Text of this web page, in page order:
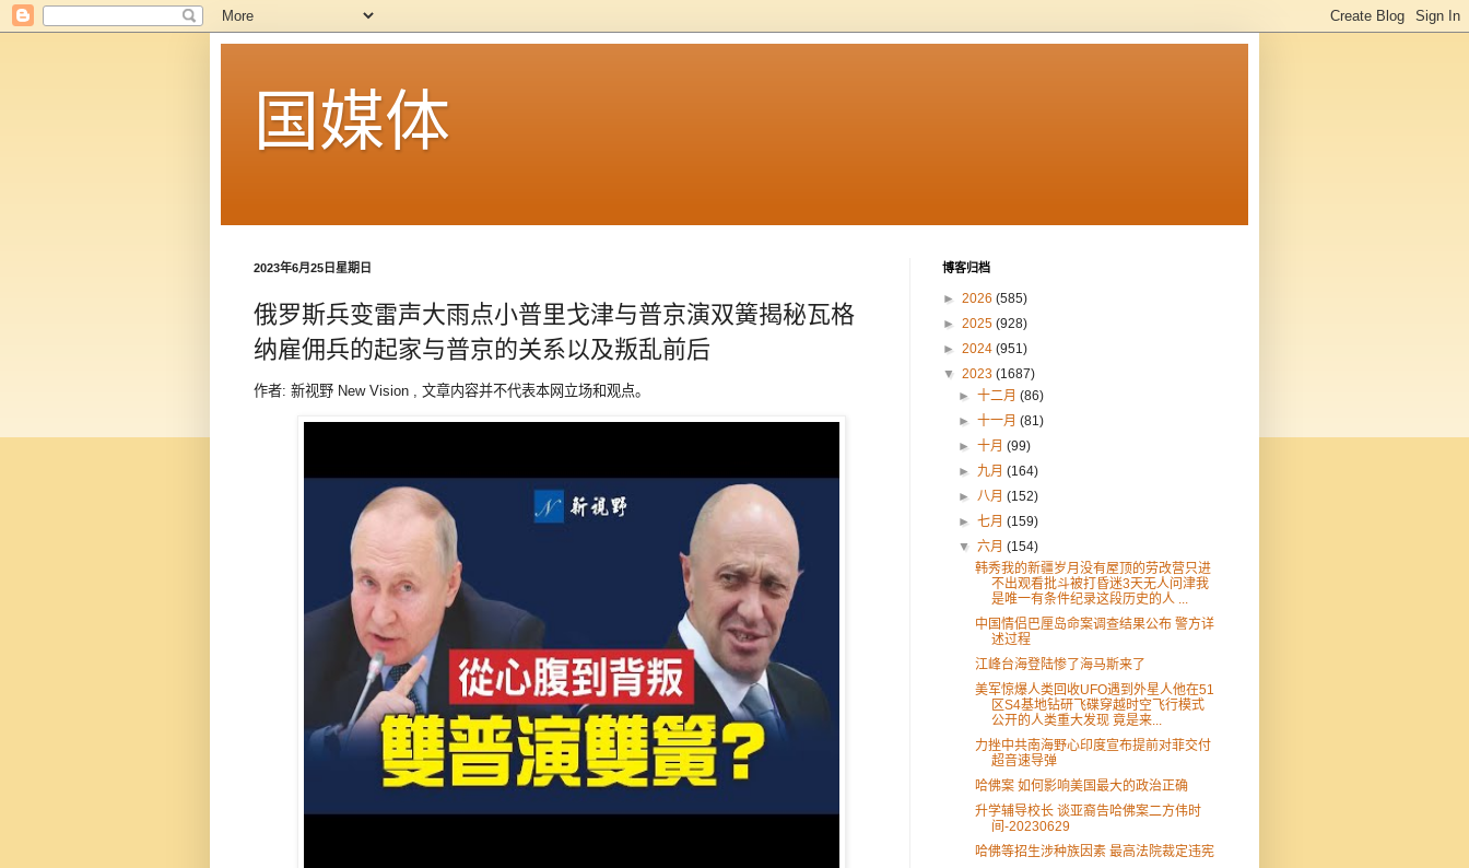
国媒体
2023年6月25日星期日
俄罗斯兵变雷声大雨点小普里戈津与普京演双簧揭秘瓦格
纳雇佣兵的起家与普京的关系以及叛乱前后
作者: 新视野 New Vision , 文章内容并不代表本网立场和观点。
博客归档
► 2026 (585)
► 2025 (928)
► 2024 (951)
▼ 2023 (1687)
►十二月(86)
►十一月(81)
►十月(99)
► 九月(164)
►八月(152)
►七月(159)
▼六月(154)
韩秀我的新疆岁月没有屋顶的劳改营只进
不出观看批斗被打昏迷3天无人问津我
是唯一有条件纪录这段历史的人 ...
中国情侣巴厘岛命案调查结果公布 警方详
述过程
江峰台海登陆惨了海马斯来了
美军惊爆人类回收UFO遇到外星人他在51
区S4基地钻研飞碟穿越时空飞行模式
公开的人类重大发现 竟是来...
力挫中共南海野心印度宣布提前对菲交付
超音速导弹
哈佛案 如何影响美国最大的政治正确
升学辅导校长 谈亚裔告哈佛案二方伟时
间-20230629
哈佛等招生涉种族因素 最高法院裁定违宪